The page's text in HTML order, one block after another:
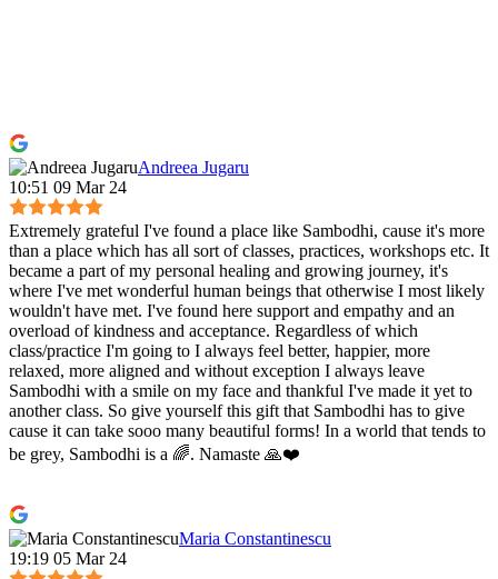
Andreea Jugaru
10:51 09 Mar 24
Extremely grateful I've found a place like Sambodhi, cause it's more
than a place which has all sort of classes, practices, workshops etc. It
became a part of my personal healing and growing journey, it's
where I've met wonderful human beings that otherwise I most likely
wouldn't have met. I've found here support and empathy and an
overload of kindness and acceptance. Regardless of which
class/practice I'm going to I always feel better, happier, more
relaxed, more aligned and without exception I always leave
Sambodhi with a smile on my face and thankful I've made it yet to
another class. So give yourself this gift that Sambodhi has to give
cause it can take sooo many beautiful forms! In a world that tends to
be grey, Sambodhi is a 🌈. Namaste 🙏❤️
Maria Constantinescu
19:19 05 Mar 24